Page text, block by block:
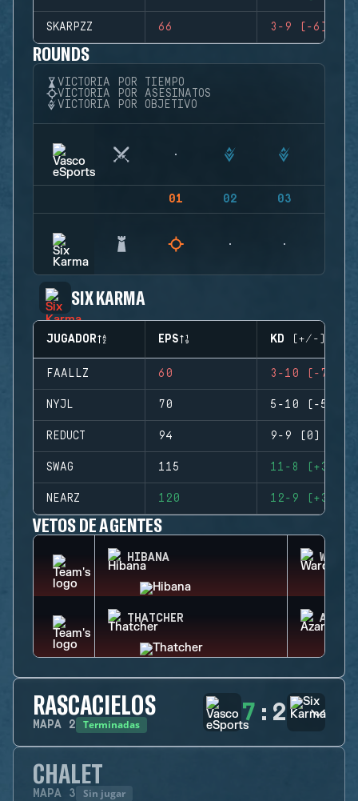
SKARPZZ 66 3-9 (-6)
ROUNDS
VICTORIA POR TIEMPO
VICTORIA POR ASESINATOS
VICTORIA POR OBJETIVO
01 02 03
SIX KARMA
JUGADOR EPS KD (+/-)
FAALLZ 60 3-10 (-7)
NYJL 70 5-10 (-5)
REDUCT 94 9-9 (0)
SWAG 115 11-8 (+3)
NEARZ 120 12-9 (+3)
VETOS DE AGENTES
HIBANA
THATCHER AZAMI
RASCACIELOS
MAPA 2 Terminadas 7 : 2
CHALET
MAPA 3 Sin jugar